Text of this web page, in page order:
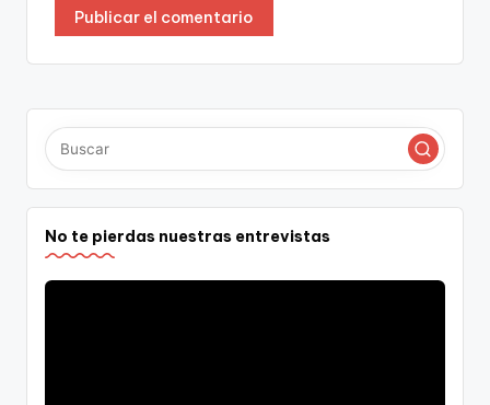
No te pierdas nuestras entrevistas